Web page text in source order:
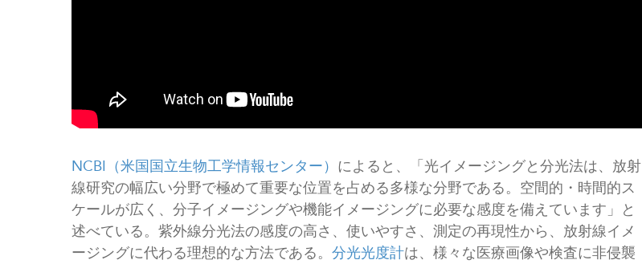
NCBI（米国国立生物工学情報センター） によると、「光イメージングと分光法は、放射
線研究の幅広い分野で極めて重要な位置を占める多様な分野である。空間的・時間的ス
ケールが広く、分子イメージングや機能イメージングに必要な感度を備えています」と
述べている。紫外線分光法の感度の高さ、使いやすさ、測定の再現性から、放射線イメ
ージングに代わる理想的な方法である。 分光光度計は、様々な医療画像や検査に非侵襲